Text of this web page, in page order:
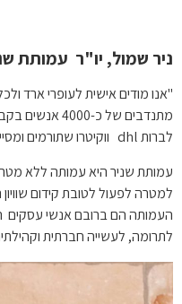
ניר שמול, יו"ר עמותת
"אנו מודים אישית לעופרי ארד
מתנדבים של כ-
לברות dhl ווקיטרו שתורמים ומסייעים לעמותה במהלך זה".
למטרה לפעול לטובת קידום
העמותה הם ברובם אנשי עסקים
לתרומה, לעשייה חברתית